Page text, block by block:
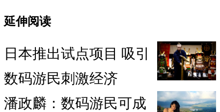
延伸阅读
日本推出试点项目 吸引
数码游民刺激经济
潘政麟：数码游民可成